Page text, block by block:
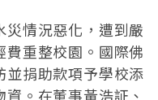
情況惡化，遭到嚴
重整校園。國際佛
並捐助款項予學校添
。在董事黃浩証、